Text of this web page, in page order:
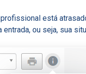
profissional está
entrada, ou seja, sua